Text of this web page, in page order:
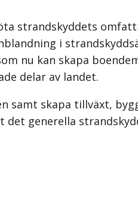
strandskyddets
i
nu kan skapa
delar av landet.
samt skapa tillväxt,
det generella